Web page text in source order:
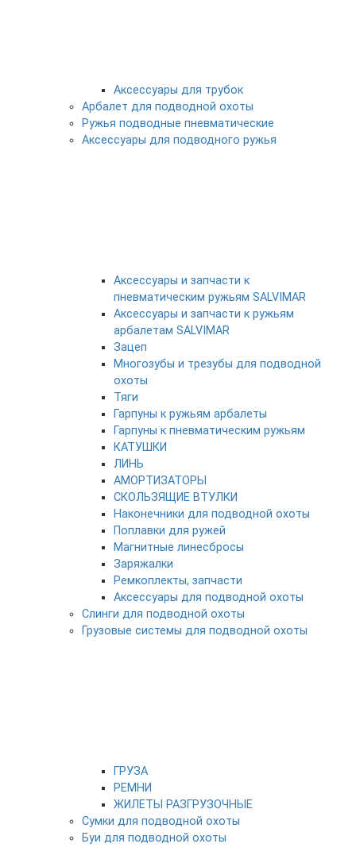
Аксессуары для трубок
Арбалет для подводной охоты
Ружья подводные пневматические
Аксессуары для подводного ружья
Аксессуары и запчасти к
пневматическим ружьям SALVIMAR
Аксессуары и запчасти к ружьям
арбалетам SALVIMAR
Зацеп
Многозубы и трезубы для подводной
охоты
Тяги
Гарпуны к ружьям арбалеты
Гарпуны к пневматическим ружьям
КАТУШКИ
ЛИНЬ
АМОРТИЗАТОРЫ
СКОЛЬЗЯЩИЕ ВТУЛКИ
Наконечники для подводной охоты
Поплавки для ружей
Магнитные линесбросы
Заряжалки
Ремкоплекты, запчасти
Аксессуары для подводной охоты
Слинги для подводной охоты
Грузовые системы для подводной охоты
ГРУЗА
РЕМНИ
ЖИЛЕТЫ РАЗГРУЗОЧНЫЕ
Сумки для подводной охоты
Буи для подводной охоты